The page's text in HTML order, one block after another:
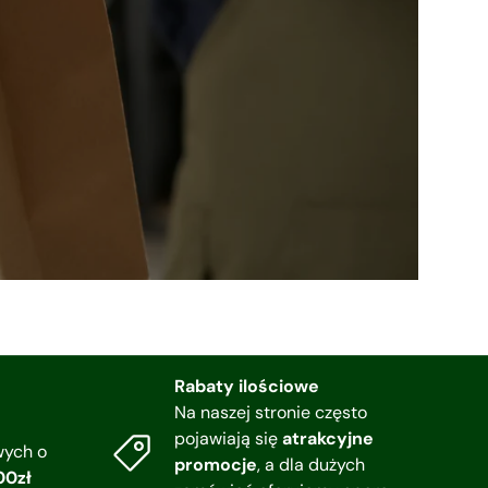
o
Rabaty ilościowe
Na naszej stronie często
pojawiają sięatrakcyjne
promocje, a dla dużych